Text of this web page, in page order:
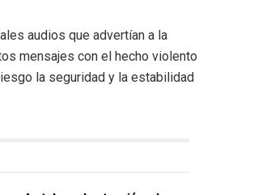
audios que advertían a la
mensajes con el hecho violento
la seguridad y la estabilidad